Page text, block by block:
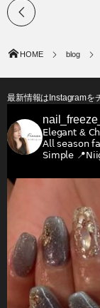
HOME blog
最新情報はInstagramを
nail_freeze_
𝖤𝗅𝖾𝗀𝖺𝗇𝗍 &
𝖠𝗅𝗅 𝗌𝖾𝖺𝗌𝗈𝗇
𝖲𝗂𝗆𝗉𝗅𝖾